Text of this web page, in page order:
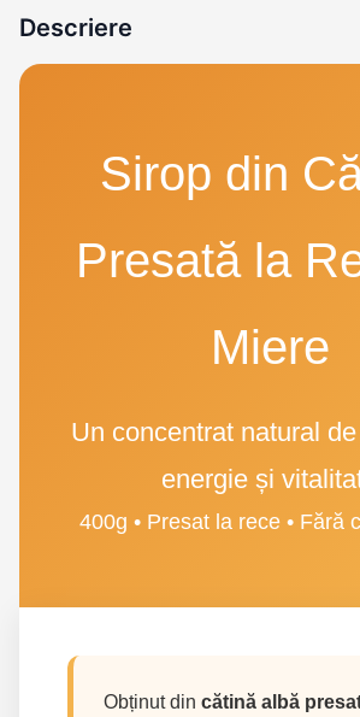
Descriere
Sirop din
Presată la
Miere
Un concentrat natural
energie și
400g • Presat la rece • Fără
Obținut din cătină albă